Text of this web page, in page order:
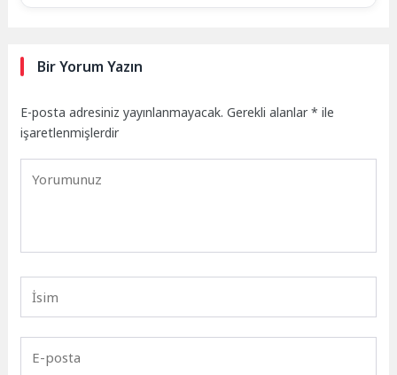
Bir Yorum Yazın
E-posta adresiniz yayınlanmayacak. Gerekli alanlar* ile
işaretlenmişlerdir